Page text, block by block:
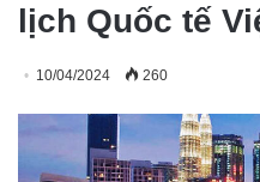
lịch Quốc tế
10/04/2024 260